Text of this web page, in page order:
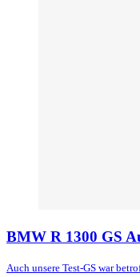
BMW R 1300 GS
Auch unsere Test-GS war